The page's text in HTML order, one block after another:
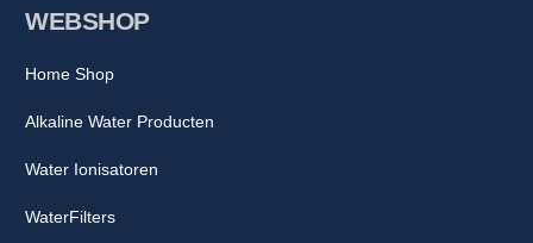
WEBSHOP
Home Shop
Alkaline Water Producten
Water Ionisatoren
WaterFilters